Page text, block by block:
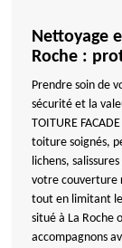
Nettoyage
Roche :
Prendre soin de
sécurité et la
TOITURE
toiture soignés,
lichens,
votre couverture
tout en limitant
situé à La Roche
accompagnons